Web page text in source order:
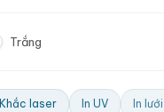
Trắng
Khắc laser In UV In lưới